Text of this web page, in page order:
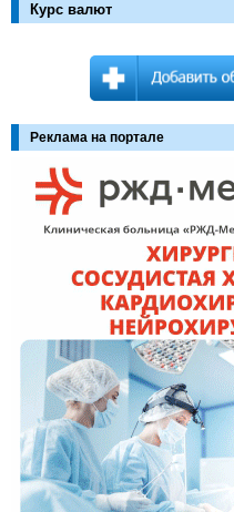
Курс валют
Реклама на портале